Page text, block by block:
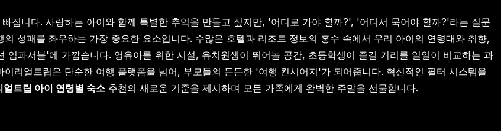
집니다. 사랑하는 아이와 함께 특별한 추억을 만들고 싶지만, '어디로 가야 할까?', '어디서 묵어야 할까?'라는 질문
성패를 좌우하는 가장 중요한 요소입니다. 수많은 호텔과 리조트 정보의 홍수 속에서 우리 아이의 연령대와 취향,
파서블'에 가깝습니다. 영유아를 위한 시설, 유치원생이 뛰어놀 공간, 초등학생이 즐길 거리를 일일이 비교하는 과
리얼트립은 단순한 여행 플랫폼을 넘어, 부모들의 든든한 '여행 컨시어지'가 되어줍니다. 혁신적인 필터 시스템을
얼트립 아이 연령별 숙소 추천의 새로운 기준을 제시하며 모든 가족에게 완벽한 주말을 선물합니다.